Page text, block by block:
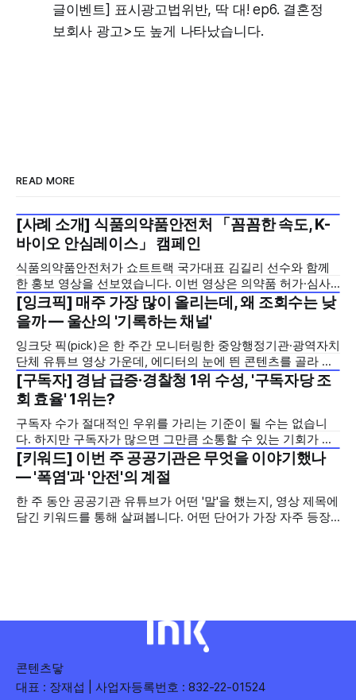
글이벤트] 표시광고법위반, 딱 대! ep6. 결혼정
보회사 광고>도 높게 나타났습니다.
READ MORE
2026년 7월 5주
[사례 소개] 식품의약품안전처 「꼼꼼한 속도, K-
바이오 안심레이스」 캠페인
식품의약품안전처가 쇼트트랙 국가대표 김길리 선수와 함께
한 홍보 영상을 선보였습니다. 이번 영상은 의약품 허가·심사
기간을 기존 420일에서 240일로 단축한 정책을 국민에게 쉽
고 친근하게 알리기 위해 제작한 것으로, 딱딱하게 느껴질 수
있는 규제 정책을, 빙판 위에서 빠른 스피드와 꼼꼼한 준비를
모두 갖춘 김길리 선수의 이미지에 빗대어 풀어낸 것이 특징입
니다. '빠르지만
2026년 7월 5주
[잉크픽] 매주 가장 많이 올리는데, 왜 조회수는 낮
을까 — 울산의 '기록하는 채널'
잉크닷 픽(pick)은 한 주간 모니터링한 중앙행정기관·광역자치
단체 유튜브 영상 가운데, 에디터의 눈에 띈 콘텐츠를 골라 그
시도와 의미를 들여다보는 코너입니다. 조회수 순위표 맨 위에
오르지는 못했지만, 다른 채널이 가지 않은 길을 택한 콘텐츠
를 소개합니다. 이번 주는 특정 영상 한 편이 아니라, 채널 하나
의 '변화'를 이야기하려
2026년 7월 5주
[구독자] 경남 급증·경찰청 1위 수성, '구독자당 조
회 효율' 1위는?
구독자 수가 절대적인 우위를 가리는 기준이 될 수는 없습니
다. 하지만 구독자가 많으면 그만큼 소통할 수 있는 기회가 많
아집니다. 소통은 곧 채널의 신뢰로 이어집니다. 억지로 구독
자를 확보하기보다는 소통하는, 그래서 충성도 높은 구독자를
다수 확보하길 바라는 마음을 담아, 중앙행정기관과 광역자치
단체 유튜브 채널의 구독자를 월 단위로 분석합니다. 중앙행정
기관과 광역자치단체 유튜브 채널의 구독자를 통합하여
2026년 7월 5주
[키워드] 이번 주 공공기관은 무엇을 이야기했나
— '폭염'과 '안전'의 계절
한 주 동안 공공기관 유튜브가 어떤 '말'을 했는지, 영상 제목에
담긴 키워드를 통해 살펴봅니다. 어떤 단어가 가장 자주 등장
콘텐츠닿
대표 : 장재섭 | 사업자등록번호 : 832-22-01524